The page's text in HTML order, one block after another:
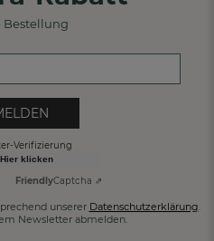
Bestellung
Verifizierung
Hier klicken
FriendlyCaptcha ⇗
unserer Datenschutzerklärung.
Newsletter abmelden.